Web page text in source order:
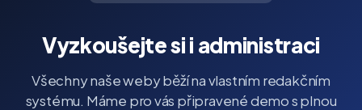
Vyzkoušejte si i administraci
Všechny naše weby běží na vlastním redakčním
systému. Máme pro vás připravené demo s plnou